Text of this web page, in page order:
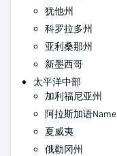
犹他州
科罗拉多州
亚利桑那州
新墨西哥
太平洋中部
加利福尼亚州
阿拉斯加语Name
夏威夷
俄勒冈州